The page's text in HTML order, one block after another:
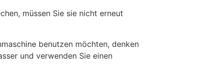
müssen Sie sie nicht erneut
benutzen möchten, denken
und verwenden Sie einen